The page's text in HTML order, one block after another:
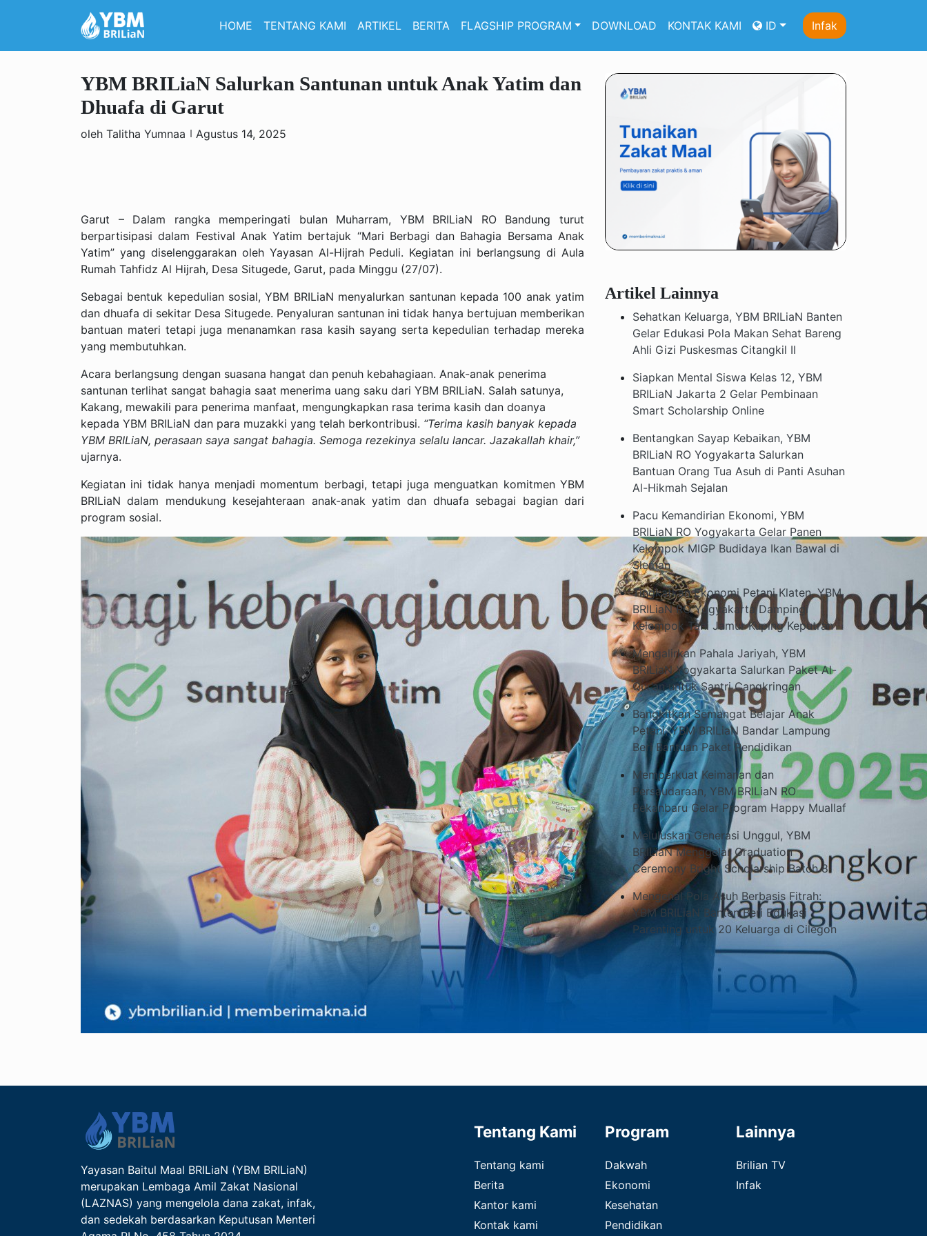
HOME TENTANG KAMI ARTIKEL BERITA FLAGSHIP PROGRAM DOWNLOAD KONTAK KAMI ID Infak
YBM BRILiaN Salurkan Santunan untuk Anak Yatim dan
Dhuafa di Garut
oleh Talitha Yumnaa Agustus 14, 2025
Garut – Dalam rangka memperingati bulan Muharram, YBM BRILiaN RO Bandung turut
berpartisipasi dalam Festival Anak Yatim bertajuk “Mari Berbagi dan Bahagia Bersama Anak
Yatim” yang diselenggarakan oleh Yayasan Al-Hijrah Peduli. Kegiatan ini berlangsung di Aula
Rumah Tahfidz Al Hijrah, Desa Situgede, Garut, pada Minggu (27/07).
Sebagai bentuk kepedulian sosial, YBM BRILiaN menyalurkan santunan kepada 100 anak yatim
dan dhuafa di sekitar Desa Situgede. Penyaluran santunan ini tidak hanya bertujuan memberikan
bantuan materi tetapi juga menanamkan rasa kasih sayang serta kepedulian terhadap mereka
yang membutuhkan.
Acara berlangsung dengan suasana hangat dan penuh kebahagiaan. Anak-anak penerima
santunan terlihat sangat bahagia saat menerima uang saku dari YBM BRILiaN. Salah satunya,
Kakang, mewakili para penerima manfaat, mengungkapkan rasa terima kasih dan doanya
kepada YBM BRILiaN dan para muzakki yang telah berkontribusi. “Terima kasih banyak kepada
YBM BRILiaN, perasaan saya sangat bahagia. Semoga rezekinya selalu lancar. Jazakallah khair,”
ujarnya.
Kegiatan ini tidak hanya menjadi momentum berbagi, tetapi juga menguatkan komitmen YBM
BRILiaN dalam mendukung kesejahteraan anak-anak yatim dan dhuafa sebagai bagian dari
program sosial.
Artikel Lainnya
Sehatkan Keluarga, YBM BRILiaN Banten
Gelar Edukasi Pola Makan Sehat Bareng
Ahli Gizi Puskesmas Citangkil II
Siapkan Mental Siswa Kelas 12, YBM
BRILiaN Jakarta 2 Gelar Pembinaan
Smart Scholarship Online
Bentangkan Sayap Kebaikan, YBM
BRILiaN RO Yogyakarta Salurkan
Bantuan Orang Tua Asuh di Panti Asuhan
Al-Hikmah Sejalan
Pacu Kemandirian Ekonomi, YBM
BRILiaN RO Yogyakarta Gelar Panen
Kelompok MIGP Budidaya Ikan Bawal di
Sleman
Tingkatkan Ekonomi Petani Klaten, YBM
BRILiaN RO Yogyakarta Dampingi
Kelompok Tani Jamur Kuping Keputran
Mengalirkan Pahala Jariyah, YBM
BRILiaN Yogyakarta Salurkan Paket Al-
Qur’an untuk Santri Cangkringan
Bangkitkan Semangat Belajar Anak
Petani, YBM BRILiaN Bandar Lampung
Beri Bantuan Paket Pendidikan
Memperkuat Keimanan dan
Persaudaraan, YBM BRILiaN RO
Pekanbaru Gelar Program Happy Muallaf
Meluluskan Generasi Unggul, YBM
BRILiaN Menggelar Graduation
Ceremony Bright Scholarship Batch 8
Mengenal Pola Asuh Berbasis Fitrah:
YBM BRILiaN Banten Beri Edukasi
Parenting untuk 20 Keluarga di Cilegon
Yayasan Baitul Maal BRILiaN (YBM BRILiaN)
merupakan Lembaga Amil Zakat Nasional
(LAZNAS) yang mengelola dana zakat, infak,
dan sedekah berdasarkan Keputusan Menteri
Tentang Kami
Tentang kami
Berita
Kantor kami
Kontak kami
Program
Dakwah
Ekonomi
Kesehatan
Pendidikan
Lainnya
Brilian TV
Infak